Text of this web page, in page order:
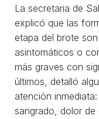
La secretaria de
explicó que las
etapa del brote
asintomáticos o
más graves con
últimos, detalló
atención
sangrado, dolor